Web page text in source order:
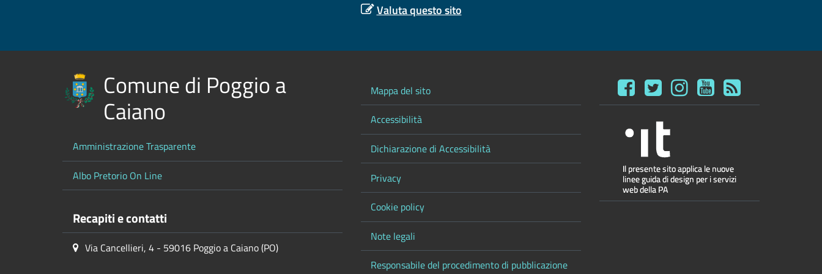
Valuta questo sito
Comune di Poggio a
Caiano
Amministrazione Trasparente
Albo Pretorio On Line
Recapiti e contatti
Via Cancellieri, 4 - 59016 Poggio a Caiano (PO)
Mappa del sito
Accessibilità
Dichiarazione di Accessibilità
Privacy
Cookie policy
Note legali
Responsabile del procedimento di pubblicazione